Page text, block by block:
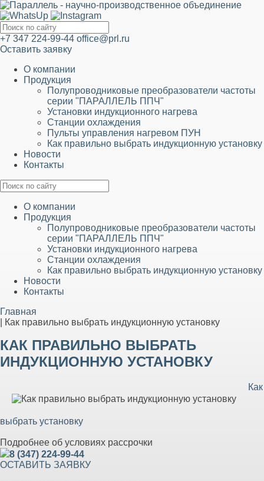
+7 347 224-99-44 office@prl.ru
Оставить заявку
О компании
Продукция
Полупроводниковые преобразователи частоты
серии "ПАРАЛЛЕЛЬ ППЧ"
Установки индукционного нагрева
Станции охлаждения
Пульты управления нагревом ПУН
Как правильно выбрать индукционную установку
Новости
Контакты
О компании
Продукция
Полупроводниковые преобразователи частоты
серии "ПАРАЛЛЕЛЬ ППЧ"
Установки индукционного нагрева
Станции охлаждения
Как правильно выбрать индукционную установку
Новости
Контакты
Главная
Как правильно выбрать индукционную установку
КАК ПРАВИЛЬНО ВЫБРАТЬ
ИНДУКЦИОННУЮ УСТАНОВКУ
Как
выбрать установку
Подробнее об условиях рассрочки
8 (347) 224-99-44
ОСТАВИТЬ ЗАЯВКУ